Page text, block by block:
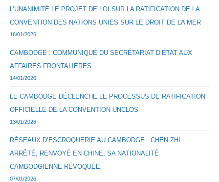
L’UNANIMITÉ LE PROJET DE LOI SUR LA RATIFICATION DE LA
CONVENTION DES NATIONS UNIES SUR LE DROIT DE LA MER
16/01/2026
CAMBODGE : COMMUNIQUÉ DU SECRÉTARIAT D’ÉTAT AUX
AFFAIRES FRONTALIÈRES
14/01/2026
LE CAMBODGE DÉCLENCHE LE PROCESSUS DE RATIFICATION
OFFICIELLE DE LA CONVENTION UNCLOS
13/01/2026
RÉSEAUX D’ESCROQUERIE AU CAMBODGE : CHEN ZHI
ARRÊTÉ, RENVOYÉ EN CHINE, SA NATIONALITÉ
CAMBODGIENNE RÉVOQUÉE
07/01/2026